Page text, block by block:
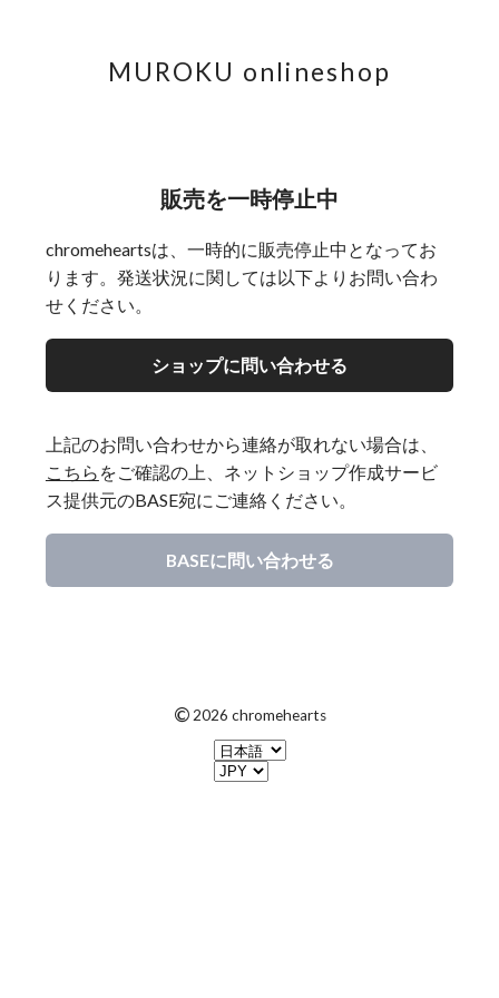
MUROKU onlineshop
販売を一時停止中
chromeheartsは、一時的に販売停止中となってお
ります。発送状況に関しては以下よりお問い合わ
せください。
ショップに問い合わせる
上記のお問い合わせから連絡が取れない場合は、
こちら をご確認の上、ネットショップ作成サービ
ス提供元のBASE宛にご連絡ください。
BASEに問い合わせる
© 2026 chromehearts